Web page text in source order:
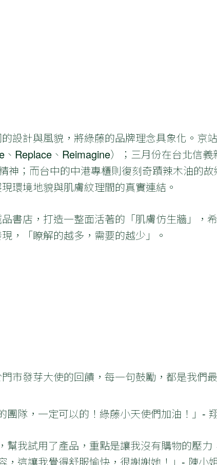
設計與風貌，將綠藤的品牌理念具象化。京
Replace、Reimagine）；三月份在台北信
神；而台中的中港專櫃則復刻奇蹟辣木油的
環境地貌與肌膚紋理間的真實連結。
書店，打造一整面活著的「肌膚仿生牆」，
，「瞭解的越多，需要的越少」。
市發芽大使的回饋，每一句鼓勵，都是我們
團隊，一定可以的！綠藤小天使們加油！」-
幫我試用了產品，重點是讓我沒有購物的壓
，這讓我覺得舒服愉快，很謝謝她！」- 陳小